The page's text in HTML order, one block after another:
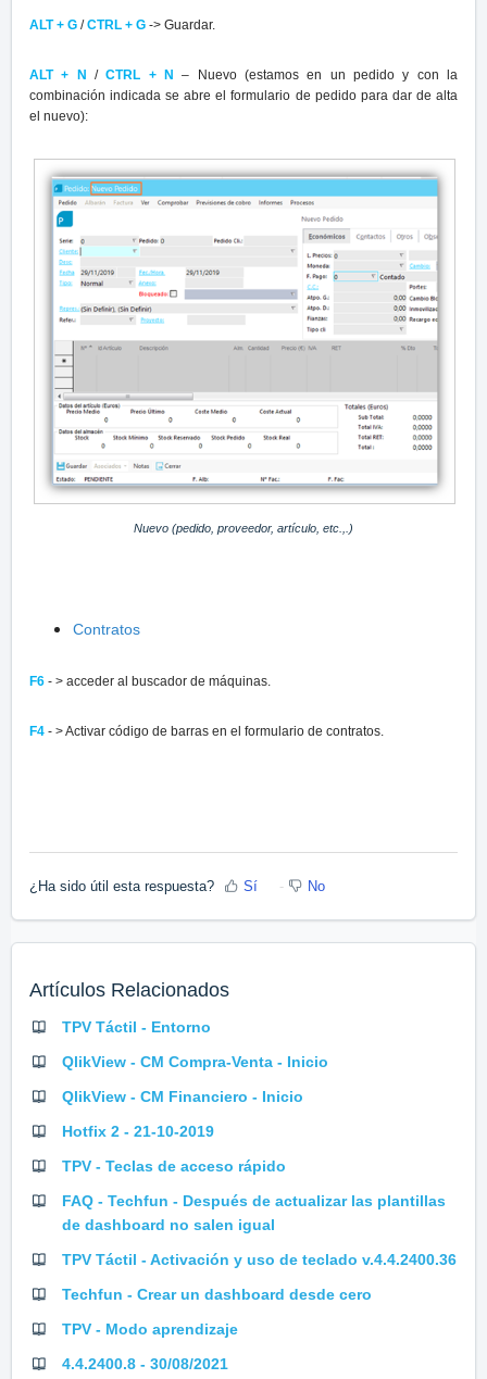
ALT + G /CTRL + G -> Guardar.
ALT + N /CTRL + N
– Nuevo (estamos en un pedido y con la
combinación indicada se abre el formulario de pedido para dar de alta
el nuevo):
Nuevo (pedido, proveedor, artículo, etc.,.)
Contratos
F6 - > acceder al buscador de máquinas.
F4 - > Activar código de barras en el formulario de contratos.
¿Ha sido útil esta respuesta? Sí No
Artículos Relacionados
TPV Táctil - Entorno
QlikView - CM Compra-Venta - Inicio
QlikView - CM Financiero - Inicio
Hotfix 2 - 21-10-2019
TPV - Teclas de acceso rápido
FAQ - Techfun - Después de actualizar las plantillas
de dashboard no salen igual
TPV Táctil - Activación y uso de teclado v.4.4.2400.36
Techfun - Crear un dashboard desde cero
TPV - Modo aprendizaje
4.4.2400.8 - 30/08/2021